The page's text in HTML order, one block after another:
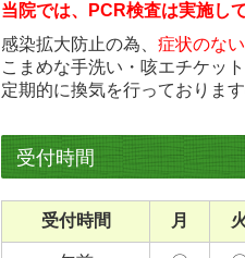
当院では、PCR検査は実施し
感染拡大防止の為、 症状のな
こまめな手洗い・咳エチケッ
定期的に換気を行っておりま
受付時間
受付時間 月